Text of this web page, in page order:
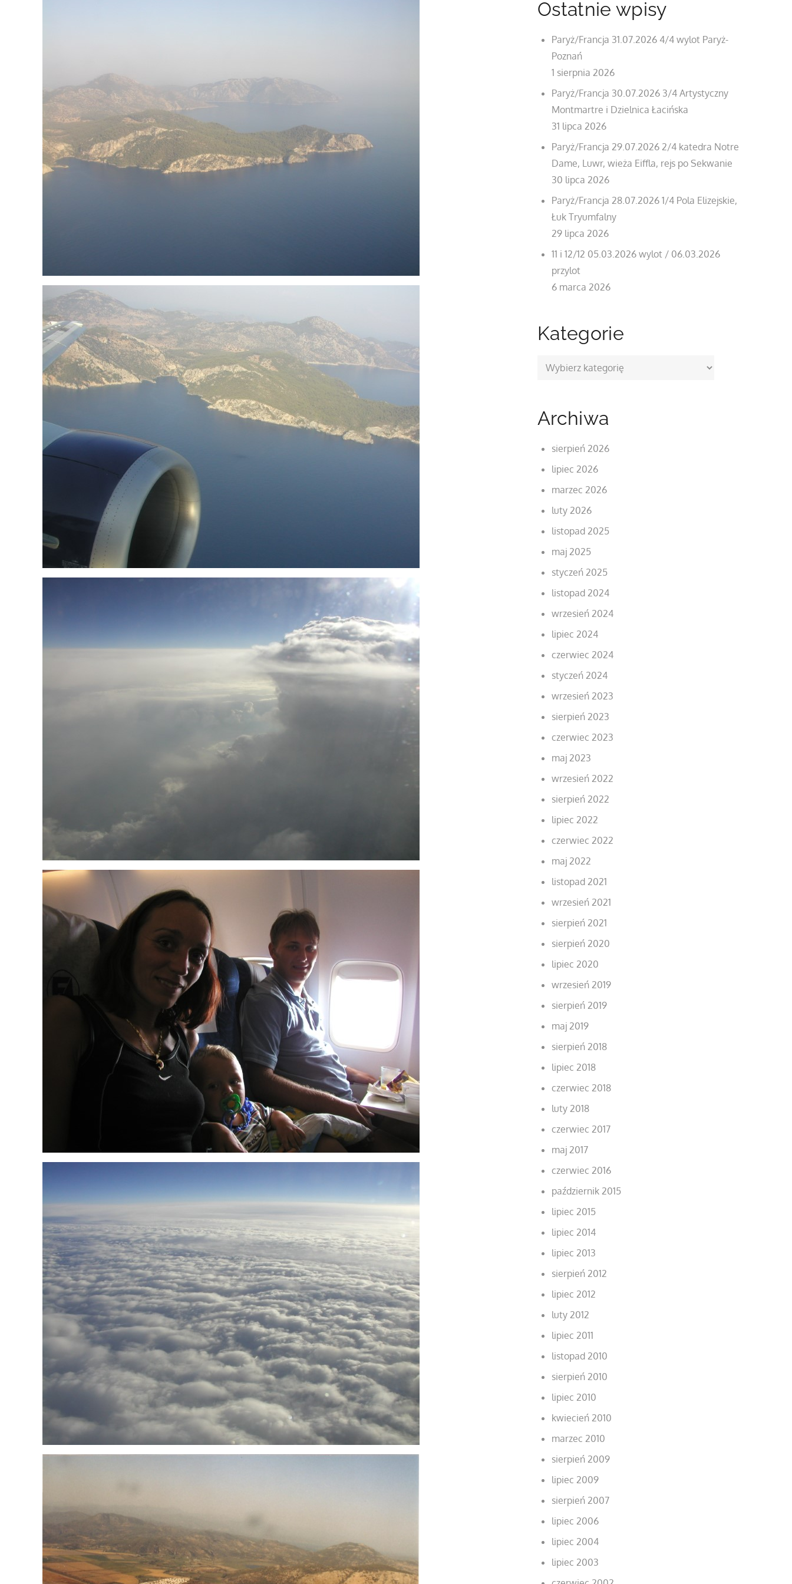
Ostatnie wpisy
Paryż/Francja 31.07.2026 4/4 wylot Paryż-
Poznań
1 sierpnia 2026
Paryż/Francja 30.07.2026 3/4 Artystyczny
Montmartre i Dzielnica Łacińska
31 lipca 2026
Paryż/Francja 29.07.2026 2/4 katedra Notre
Dame, Luwr, wieża Eiffla, rejs po Sekwanie
30 lipca 2026
Paryż/Francja 28.07.2026 1/4 Pola Elizejskie,
Łuk Tryumfalny
29 lipca 2026
11 i 12/12 05.03.2026 wylot / 06.03.2026
przylot
6 marca 2026
Kategorie
Kategorie
Archiwa
sierpień 2026
lipiec 2026
marzec 2026
luty 2026
listopad 2025
maj 2025
styczeń 2025
listopad 2024
wrzesień 2024
lipiec 2024
czerwiec 2024
styczeń 2024
wrzesień 2023
sierpień 2023
czerwiec 2023
maj 2023
wrzesień 2022
sierpień 2022
lipiec 2022
czerwiec 2022
maj 2022
listopad 2021
wrzesień 2021
sierpień 2021
sierpień 2020
lipiec 2020
wrzesień 2019
sierpień 2019
maj 2019
sierpień 2018
lipiec 2018
czerwiec 2018
luty 2018
czerwiec 2017
maj 2017
czerwiec 2016
październik 2015
lipiec 2015
lipiec 2014
lipiec 2013
sierpień 2012
lipiec 2012
luty 2012
lipiec 2011
listopad 2010
sierpień 2010
lipiec 2010
kwiecień 2010
marzec 2010
sierpień 2009
lipiec 2009
sierpień 2007
lipiec 2006
lipiec 2004
lipiec 2003